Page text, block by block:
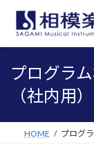
ン
ー
プログラ
（社内用）
HOME プログ